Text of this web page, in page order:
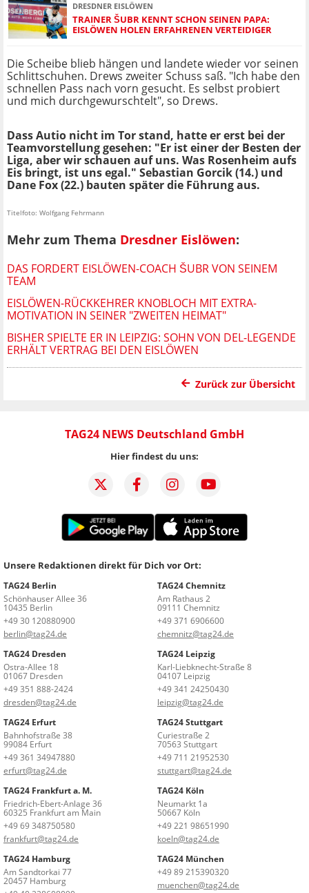
DRESDNER EISLÖWEN
TRAINER ŠUBR KENNT SCHON SEINEN PAPA:
EISLÖWEN HOLEN ERFAHRENEN VERTEIDIGER
Die Scheibe blieb hängen und landete wieder vor seinen
Schlittschuhen. Drews zweiter Schuss saß. "Ich habe den
schnellen Pass nach vorn gesucht. Es selbst probiert
und mich durchgewurschtelt", so Drews.
Dass Autio nicht im Tor stand, hatte er erst bei der
Teamvorstellung gesehen: "Er ist einer der Besten der
Liga, aber wir schauen auf uns. Was Rosenheim aufs
Eis bringt, ist uns egal." Sebastian Gorcik (14.) und
Dane Fox (22.) bauten später die Führung aus.
Titelfoto: Wolfgang Fehrmann
Mehr zum Thema Dresdner Eislöwen:
DAS FORDERT EISLÖWEN-COACH ŠUBR VON SEINEM
TEAM
EISLÖWEN-RÜCKKEHRER KNOBLOCH MIT EXTRA-
MOTIVATION IN SEINER "ZWEITEN HEIMAT"
BISHER SPIELTE ER IN LEIPZIG: SOHN VON DEL-LEGENDE
ERHÄLT VERTRAG BEI DEN EISLÖWEN
Zurück zur Übersicht
TAG24 NEWS Deutschland GmbH
Hier findest du uns:
Unsere Redaktionen direkt für Dich vor Ort:
TAG24 Berlin
Schönhauser Allee 36
10435 Berlin
+49 30 120880900
berlin@tag24.de
TAG24 Chemnitz
Am Rathaus 2
09111 Chemnitz
+49 371 6906600
chemnitz@tag24.de
TAG24 Dresden
Ostra-Allee 18
01067 Dresden
+49 351 888-2424
dresden@tag24.de
TAG24 Leipzig
Karl-Liebknecht-Straße 8
04107 Leipzig
+49 341 24250430
leipzig@tag24.de
TAG24 Erfurt
Bahnhofstraße 38
99084 Erfurt
+49 361 34947880
erfurt@tag24.de
TAG24 Stuttgart
Curiestraße 2
70563 Stuttgart
+49 711 21952530
stuttgart@tag24.de
TAG24 Frankfurt a. M.
Friedrich-Ebert-Anlage 36
60325 Frankfurt am Main
+49 69 348750580
frankfurt@tag24.de
TAG24 Köln
Neumarkt 1a
50667 Köln
+49 221 98651990
koeln@tag24.de
TAG24 Hamburg
Am Sandtorkai 77
20457 Hamburg
TAG24 München
+49 89 215390320
muenchen@tag24.de